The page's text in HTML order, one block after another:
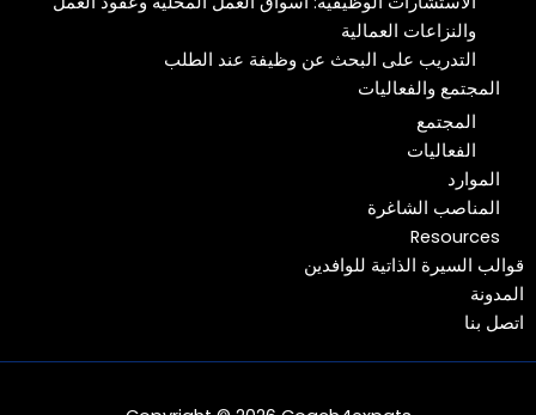
والنزاعات العمالية
التدريب على البحث عن وظيفة عند الطلب
المجتمع والفعاليات
المجتمع
الفعاليات
الموارد
المناصب الشاغرة
Resources
قوالب السيرة الذاتية للوافدين
المدونة
اتصل بنا